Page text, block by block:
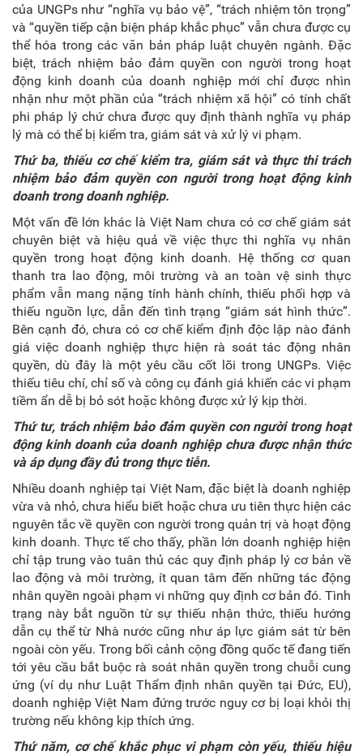
của UNGPs như “nghĩa vụ bảo vệ”, “trách nhiệm tôn trọng”
và “quyền tiếp cận biện pháp khắc phục” vẫn chưa được cụ
thể hóa trong các văn bản pháp luật chuyên ngành. Đặc
biệt, trách nhiệm bảo đảm quyền con người trong hoạt
động kinh doanh của doanh nghiệp mới chỉ được nhìn
nhận như một phần của “trách nhiệm xã hội” có tính chất
phi pháp lý chứ chưa được quy định thành nghĩa vụ pháp
lý mà có thể bị kiểm tra, giám sát và xử lý vi phạm.
Thứ ba, thiếu cơ chế kiểm tra, giám sát và thực thi trách
nhiệm bảo đảm quyền con người trong hoạt động kinh
doanh trong doanh nghiệp.
Một vấn đề lớn khác là Việt Nam chưa có cơ chế giám sát
chuyên biệt và hiệu quả về việc thực thi nghĩa vụ nhân
quyền trong hoạt động kinh doanh. Hệ thống cơ quan
thanh tra lao động, môi trường và an toàn vệ sinh thực
phẩm vẫn mang nặng tính hành chính, thiếu phối hợp và
thiếu nguồn lực, dẫn đến tình trạng “giám sát hình thức”.
Bên cạnh đó, chưa có cơ chế kiểm định độc lập nào đánh
giá việc doanh nghiệp thực hiện rà soát tác động nhân
quyền, dù đây là một yêu cầu cốt lõi trong UNGPs. Việc
thiếu tiêu chí, chỉ số và công cụ đánh giá khiến các vi phạm
tiềm ẩn dễ bị bỏ sót hoặc không được xử lý kịp thời.
Thứ tư, trách nhiệm bảo đảm quyền con người trong hoạt
động kinh doanh của doanh nghiệp chưa được nhận thức
và áp dụng đầy đủ trong thực tiễn.
Nhiều doanh nghiệp tại Việt Nam, đặc biệt là doanh nghiệp
vừa và nhỏ, chưa hiểu biết hoặc chưa ưu tiên thực hiện các
nguyên tắc về quyền con người trong quản trị và hoạt động
kinh doanh. Thực tế cho thấy, phần lớn doanh nghiệp hiện
chỉ tập trung vào tuân thủ các quy định pháp lý cơ bản về
lao động và môi trường, ít quan tâm đến những tác động
nhân quyền ngoài phạm vi những quy định cơ bản đó. Tình
trạng này bắt nguồn từ sự thiếu nhận thức, thiếu hướng
dẫn cụ thể từ Nhà nước cũng như áp lực giám sát từ bên
ngoài còn yếu. Trong bối cảnh cộng đồng quốc tế đang tiến
tới yêu cầu bắt buộc rà soát nhân quyền trong chuỗi cung
ứng (ví dụ như Luật Thẩm định nhân quyền tại Đức, EU),
doanh nghiệp Việt Nam đứng trước nguy cơ bị loại khỏi thị
trường nếu không kịp thích ứng.
Thứ năm, cơ chế khắc phục vi phạm còn yếu, thiếu hiệu